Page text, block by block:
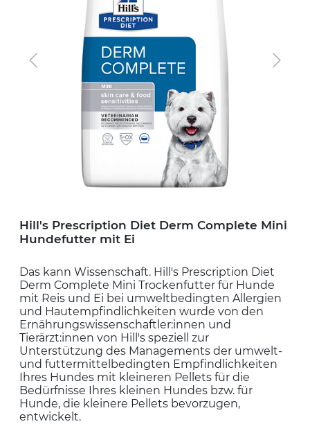
Previous Next
Hill's Prescription Diet Derm Complete Mini
Hundefutter mit Ei
Das kann Wissenschaft. Hill's Prescription Diet
Derm Complete Mini Trockenfutter für Hunde
mit Reis und Ei bei umweltbedingten Allergien
und Hautempfindlichkeiten wurde von den
Ernährungswissenschaftler:innen und
Tierärzt:innen von Hill's speziell zur
Unterstützung des Managements der umwelt-
und futtermittelbedingten Empfindlichkeiten
Ihres Hundes mit kleineren Pellets für die
Bedürfnisse Ihres kleinen Hundes bzw. für
Hunde, die kleinere Pellets bevorzugen,
entwickelt.